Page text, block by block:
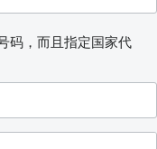
码，而且指定国家代